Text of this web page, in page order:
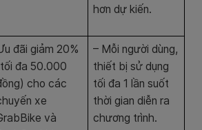
hơn dự kiến.
đãi giảm 20%
đa 50.000
cho các
xe
và
– Mỗi người dùng,
thiết bị sử dụng
tối đa 1 lần suốt
thời gian diễn ra
chương trình.